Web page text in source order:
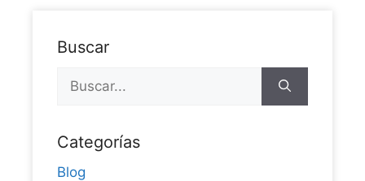
Buscar
Categorías
Blog